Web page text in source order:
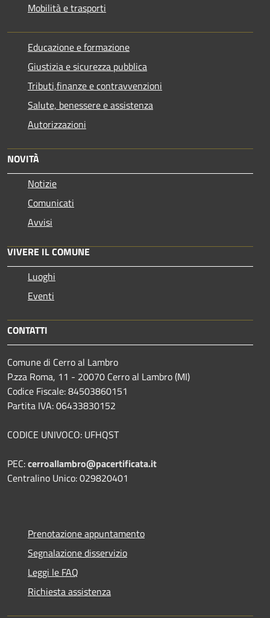
Mobilità e trasporti
Educazione e formazione
Giustizia e sicurezza pubblica
Tributi,finanze e contravvenzioni
Salute, benessere e assistenza
Autorizzazioni
NOVITÀ
Notizie
Comunicati
Avvisi
VIVERE IL COMUNE
Luoghi
Eventi
CONTATTI
Comune di Cerro al Lambro
P.zza Roma, 11 - 20070 Cerro al Lambro (MI)
Codice Fiscale: 84503860151
Partita IVA: 06433830152
CODICE UNIVOCO: UFHQST
PEC:cerroallambro@pacertificata.it
Centralino Unico: 029820401
Prenotazione appuntamento
Segnalazione disservizio
Leggi le FAQ
Richiesta assistenza